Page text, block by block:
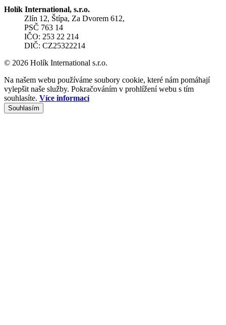
Holík International, s.r.o.
Zlín 12, Štípa, Za Dvorem 612,
PSČ 763 14
IČO: 253 22 214
DIČ: CZ25322214
© 2026 Holík International s.r.o.
Na našem webu používáme soubory cookie, které nám pomáhají
vylepšit naše služby. Pokračováním v prohlížení webu s tím
souhlasíte. Více informací
Souhlasím